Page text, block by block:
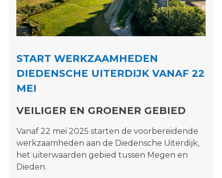
START WERKZAAMHEDEN
DIEDENSCHE UITERDIJK VANAF 22
MEI
VEILIGER EN GROENER GEBIED
Vanaf 22 mei 2025 starten de voorbereidende
werkzaamheden aan de Diedensche Uiterdijk,
het uiterwaarden gebied tussen Megen en
Dieden.